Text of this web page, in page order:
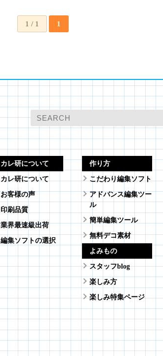
1 / 1 1
カレ研について
カレ研について
お客様の声
印刷品質
業界最速級出荷
編集ソフトの選択
作り方
こだわり編集ソフト
アドバンス編集ツー
ル
簡単編集ツール
無料デコ素材
よみもの
スタッフblog
楽しみ方
楽しみ特集ページ